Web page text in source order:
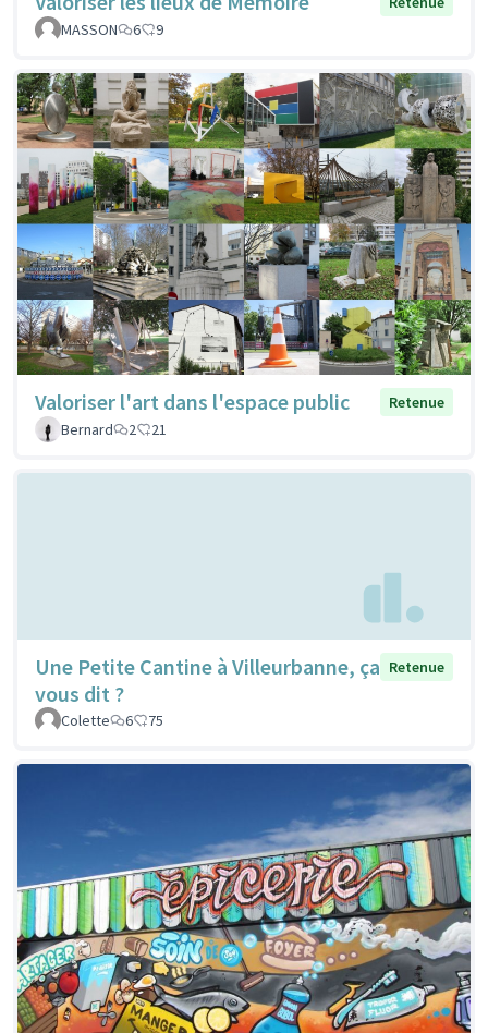
MASSON
6 9
Valoriser l'art dans l'espace public
Retenue
Bernard
2 21
Une Petite Cantine à Villeurbanne, ça
vous dit ?
Retenue
Colette 6 75